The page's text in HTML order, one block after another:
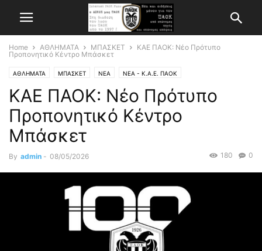
Home ΑΘΛΗΜΑΤΑ ΜΠΑΣΚΕΤ
ΚΑΕ ΠΑΟΚ: Νέο Πρότυπο
Προπονητικό Κέντρο Μπάσκετ
ΑΘΛΗΜΑΤΑ ΜΠΑΣΚΕΤ ΝΕΑ ΝΕΑ - Κ.Α.Ε. ΠΑΟΚ
ΚΑΕ ΠΑΟΚ: Νέο Πρότυπο
Προπονητικό Κέντρο
Μπάσκετ
By admin - 08/05/2026 0
180